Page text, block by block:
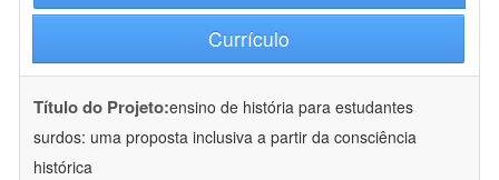
Currículo
Título do Projeto:ensino de história para estudantes
surdos: uma proposta inclusiva a partir da consciência
histórica